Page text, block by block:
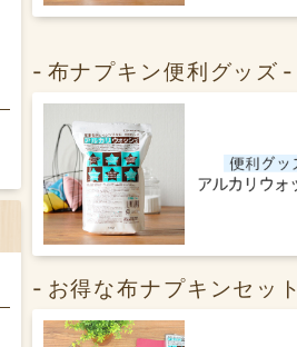
布ナプキン便利グッズ
お得な布ナプキンセット